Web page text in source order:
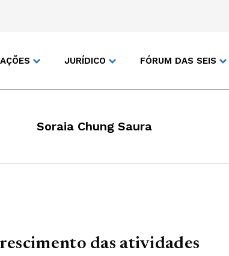
JURÍDICO FÓRUM DAS SEIS
Soraia Chung Saura
das atividades